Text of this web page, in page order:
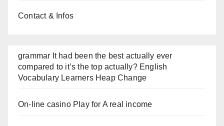
Contact & Infos
grammar It had been the best actually ever
compared to it’s the top actually? English
Vocabulary Learners Heap Change
On-line casino Play for A real income